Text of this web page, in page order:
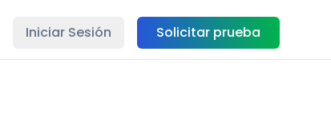
Iniciar Sesión Solicitar prueba